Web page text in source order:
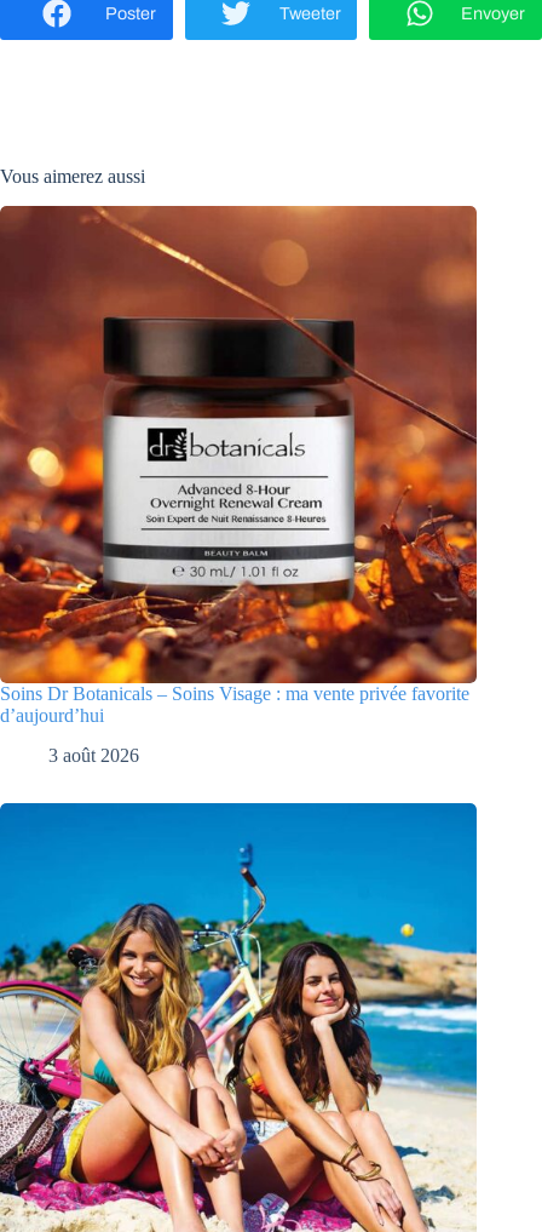
Poster Tweeter Envoyer
Vous aimerez aussi
Soins Dr Botanicals – Soins Visage : ma vente privée favorite
d’aujourd’hui
3 août 2026